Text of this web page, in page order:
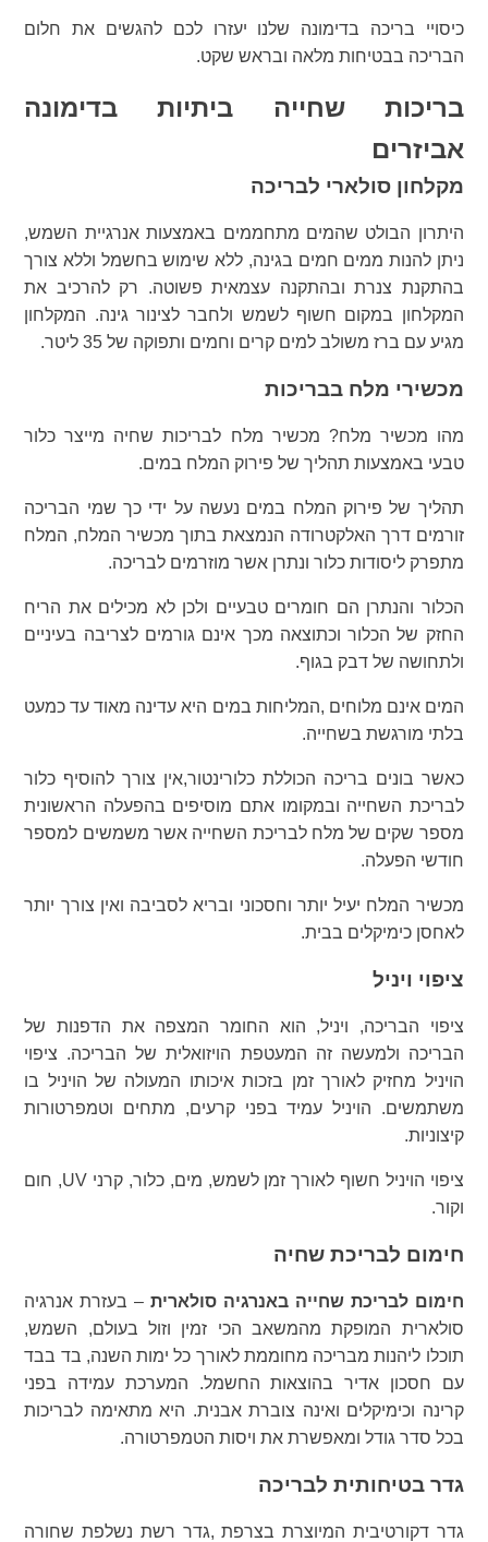
כיסויי בריכה בדימונה שלנו יעזרו לכם להגשים את חלום
הבריכה בבטיחות מלאה ובראש שקט.
בריכות שחייה ביתיות בדימונה
אביזרים
מקלחון סולארי לבריכה
היתרון הבולט שהמים מתחממים באמצעות אנרגיית השמש,
ניתן להנות ממים חמים בגינה, ללא שימוש בחשמל וללא צורך
בהתקנת צנרת ובהתקנה עצמאית פשוטה. רק להרכיב את
המקלחון במקום חשוף לשמש ולחבר לצינור גינה. המקלחון
מגיע עם ברז משולב למים קרים וחמים ותפוקה של 35 ליטר.
מכשירי מלח בבריכות
מהו מכשיר מלח? מכשיר מלח לבריכות שחיה מייצר כלור
טבעי באמצעות תהליך של פירוק המלח במים.
תהליך של פירוק המלח במים נעשה על ידי כך שמי הבריכה
זורמים דרך האלקטרודה הנמצאת בתוך מכשיר המלח, המלח
מתפרק ליסודות כלור ונתרן אשר מוזרמים לבריכה.
הכלור והנתרן הם חומרים טבעיים ולכן לא מכילים את הריח
החזק של הכלור וכתוצאה מכך אינם גורמים לצריבה בעיניים
ולתחושה של דבק בגוף.
המים אינם מלוחים ,המליחות במים היא עדינה מאוד עד כמעט
בלתי מורגשת בשחייה.
כאשר בונים בריכה הכוללת כלורינטור,אין צורך להוסיף כלור
לבריכת השחייה ובמקומו אתם מוסיפים בהפעלה הראשונית
מספר שקים של מלח לבריכת השחייה אשר משמשים למספר
חודשי הפעלה.
מכשיר המלח יעיל יותר וחסכוני ובריא לסביבה ואין צורך יותר
לאחסן כימיקלים בבית.
ציפוי ויניל
ציפוי הבריכה, ויניל, הוא החומר המצפה את הדפנות של
הבריכה ולמעשה זה המעטפת הויזואלית של הבריכה. ציפוי
הויניל מחזיק לאורך זמן בזכות איכותו המעולה של הויניל בו
משתמשים. הויניל עמיד בפני קרעים, מתחים וטמפרטורות
קיצוניות.
ציפוי הויניל חשוף לאורך זמן לשמש, מים, כלור, קרני UV, חום
וקור.
חימום לבריכת שחיה
חימום לבריכת שחייה באנרגיה סולארית– בעזרת אנרגיה
סולארית המופקת מהמשאב הכי זמין וזול בעולם, השמש,
תוכלו ליהנות מבריכה מחוממת לאורך כל ימות השנה, בד בבד
עם חסכון אדיר בהוצאות החשמל. המערכת עמידה בפני
קרינה וכימיקלים ואינה צוברת אבנית. היא מתאימה לבריכות
בכל סדר גודל ומאפשרת את ויסות הטמפרטורה.
גדר בטיחותית לבריכה
גדר דקורטיבית המיוצרת בצרפת ,גדר רשת נשלפת שחורה